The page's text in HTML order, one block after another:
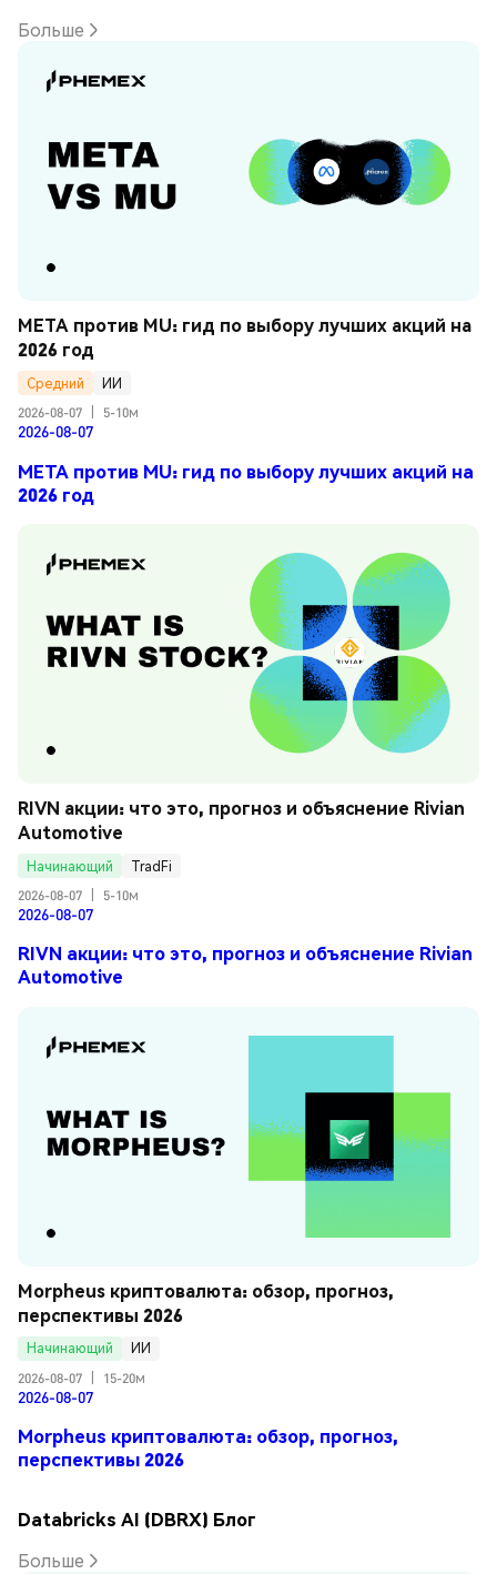
Больше
META против MU: гид по выбору лучших акций на
2026 год
Средний
ИИ
2026-08-07
5-10м
2026-08-07
META против MU: гид по выбору лучших акций на
2026 год
RIVN акции: что это, прогноз и объяснение Rivian
Automotive
Начинающий
TradFi
2026-08-07
5-10м
2026-08-07
RIVN акции: что это, прогноз и объяснение Rivian
Automotive
Morpheus криптовалюта: обзор, прогноз,
перспективы 2026
Начинающий
ИИ
2026-08-07
15-20м
2026-08-07
Morpheus криптовалюта: обзор, прогноз,
перспективы 2026
Databricks AI (DBRX) Блог
Больше